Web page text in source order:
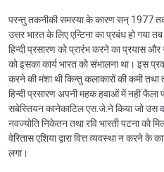
परन्तु तकनीकी समस्या के कारण सन् 1977
उत्तर भारत के लिए एन्टिना का प्रबंध हो गया
हिन्दी प्रसारण को प्रारंभ करने का प्रयास
को इसका कार्य भारत को संभालना था। इस
करने की मंशा थी किन्तु कलाकारों की कमी
हिन्दी प्रसारण अपनी महक हवाओं में नहीं
सबेस्तियन कानेकाटिल एस.जे.ने किया जो उस
नवज्योति निकेतन तथा रवि भारती पटना को
वेरितास एशिया द्वारा वित्त व्यवस्था न करने के
लगा।